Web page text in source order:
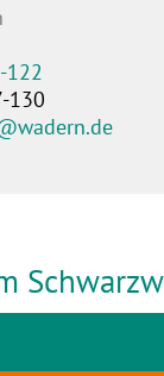
122
130